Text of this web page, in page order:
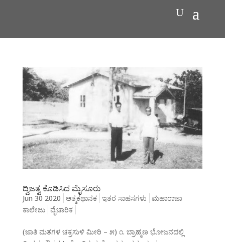
ದ್ವಿಜತ್ವ ಕೊಡಿಸಿದ ಮೈಸೂರು
Jun 30 2020 ಆತ್ಮಕಥಾನಕ ಇತರ ಸಾಹಸಗಳು ಮಹಾರಾಜಾ
ಕಾಲೇಜು ವೈಚಾರಿಕ
(ಜಾತಿ ಮತಗಳ ಚಕ್ರಸುಳಿ ಮೀರಿ – ೫) ೧. ಬ್ರಾಹ್ಮಣ ಭೋಜನದಲ್ಲಿ